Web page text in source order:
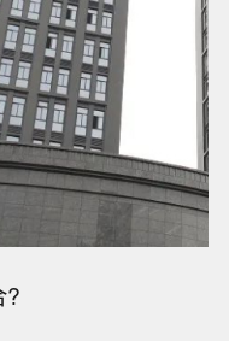
?